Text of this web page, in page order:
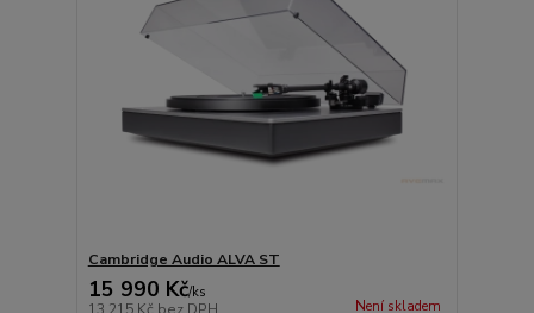
Cambridge Audio ALVA ST
15 990 Kč/ks
13 215 Kč bez DPH Není skladem